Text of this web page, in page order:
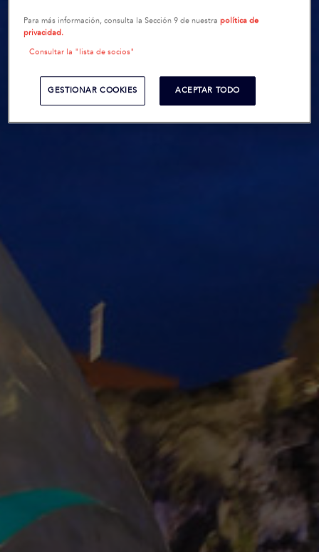
Para más información, consulta la Sección 9 de nuestrapolítica de
privacidad.
Consultar la "lista de socios"
GESTIONAR COOKIES ACEPTAR TODO